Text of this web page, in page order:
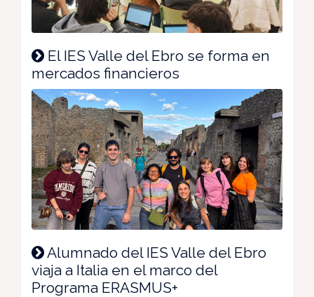
El IES Valle del Ebro se forma en
mercados financieros
Alumnado del IES Valle del Ebro
viaja a Italia en el marco del
Programa ERASMUS+